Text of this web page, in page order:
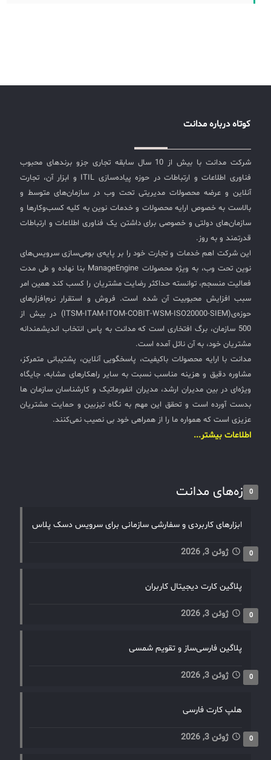
کوتاه درباره مدانت
شرکت مدانت با بیش از 10 سال سابقه تجاری جزو برندهای محبوب
فناوری اطلاعات و ارتباطات در حوزه پیاده‌سازی ITIL و ابزار آن، تجارت
آنلاین و عرضه محصولات مدیریتی تحت وب در سازمان‌های متوسط و
بالاست به خصوص ارایه محصولات و خدمات نوین به کلیه کسب‌وکارها و
سازمان‌های دولتی و خصوصی برای داشتن یک فناوری اطلاعات و ارتباطات
قدرتمند و به روز.
این شرکت اهم خدمات و تجارت خود را بر پایه‌ی بومی‌سازی سرویس‌های
نوین تحت وب، به ویژه محصولات ManageEngine بنا نهاده و طی مدت
فعالیت منسجم، توانسته حداکثر رضایت مشتریان را کسب کند همین امر
سبب افزایش محبوبیت آن شده است. فروش و استقرار نرم‌افزارهای
حوزه‌ی(ITSM-ITAM-ITOM-COBIT-WSM-ISO20000-SIEM) در بیش از
500 سازمان، برگ افتخاری است که مدانت به پاس انتخاب اندیشمندانه
مشتریان خود، به آن نائل آمده است.
مدانت با ارایه محصولات باکیفیت، پاسخگویی آنلاین، پشتیبانی متمرکز،
مشاوره دقیق و هزینه مناسب نسبت به سایر راهکارهای مشابه، جایگاه
ویژه‌ای در بین مدیران ارشد، مدیران انفورماتیک و کارشناسان سازمان ها
بدست آورده است و تحقق این مهم به نگاه تیزبین و حمایت مشتریان
عزیزی است که همواره ما را از همراهی خود بی نصیب نمی‌کنند.
اطلاعات بیشتر...
تازه‌های مدانت0
ابزارهای کاربردی و سفارشی سازمانی برای سرویس دسک پلاس
ژوئن 3, 2026 0
پلاگین کارت دیجیتال کاربران
ژوئن 3, 2026 0
پلاگین فارسی‌ساز و تقویم شمسی
ژوئن 3, 2026 0
هلپ کارت فارسی
ژوئن 3, 2026 0